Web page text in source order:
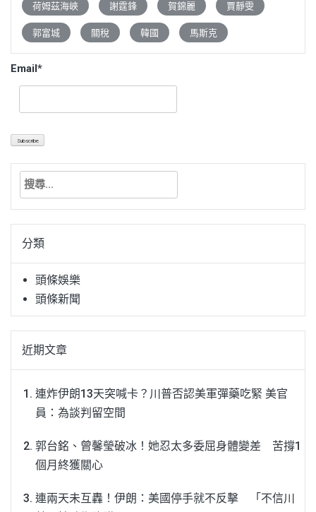
荷姆茲海峽 謝霆鋒 賀錦麗 賈靜雯
郭富城 關稅 韓國 馬斯克
Email*
搜
關
字:分類
頭條娛樂
頭條新聞
近期文章
連炸伊朗13天突喊卡？川普否認美軍彈藥吃緊 美官
員：為談判留空間
郭台銘、曾馨瑩破冰！她忍太多委屈身體變差 苦撐1
個月終獲關心
連兩天未互轟！伊朗：美國停手就不反擊 「不信川